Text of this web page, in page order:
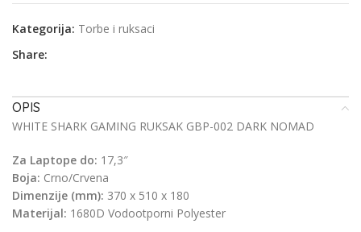
Kategorija: Torbe i ruksaci
Share:
OPIS
WHITE SHARK GAMING RUKSAK GBP-002 DARK NOMAD
Za Laptope do: 17,3″
Boja: Crno/Crvena
Dimenzije (mm): 370 x 510 x 180
Materijal: 1680D Vodootporni Polyester